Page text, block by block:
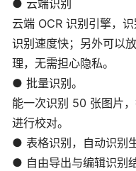
● 云端识别
云端 OCR 识别引擎，
识别速度快；另外可以
理，无需担心隐私。
● 批量识别。
能一次识别 50 张图片
进行校对。
● 表格识别，自动识别
● 自由导出与编辑识别结